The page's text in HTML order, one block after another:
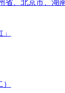
省、北京市、湖